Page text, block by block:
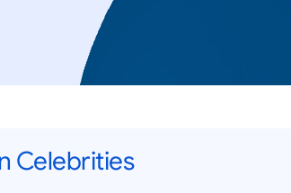
Celebrities